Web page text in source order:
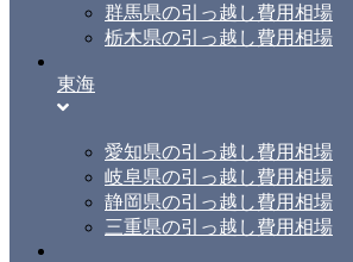
群馬県の引っ越し費用相場
栃木県の引っ越し費用相場
東海
愛知県の引っ越し費用相場
岐阜県の引っ越し費用相場
静岡県の引っ越し費用相場
三重県の引っ越し費用相場